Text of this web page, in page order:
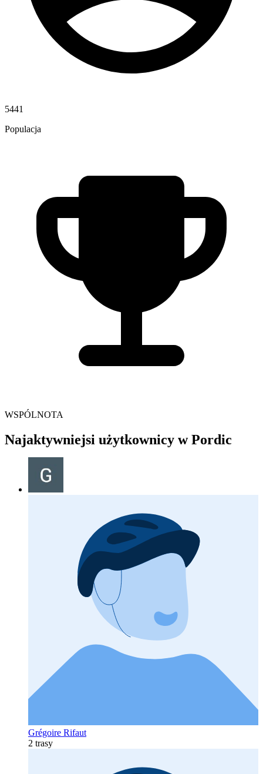
5441
Populacja
WSPÓLNOTA
Najaktywniejsi użytkownicy w Pordic
Grégoire Rifaut
2 trasy